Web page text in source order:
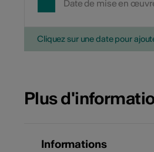
Date de mise en
Cliquez sur une date pour
Plus
Informations